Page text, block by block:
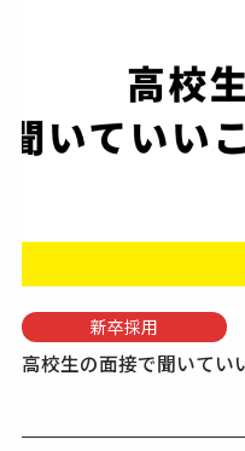
新卒採用
高校生の面接で聞いてい